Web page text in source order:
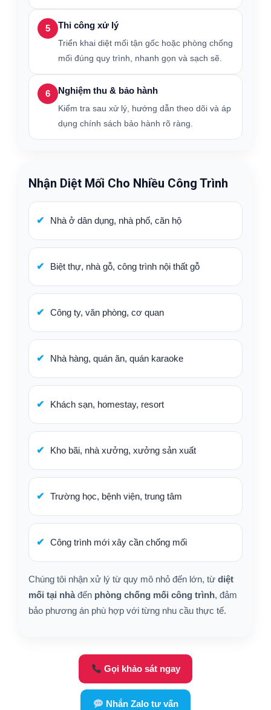
5 Thi công xử lý
Triển khai diệt mối tận gốc hoặc phòng chống
mối đúng quy trình, nhanh gọn và sạch sẽ.
6 Nghiệm thu & bảo hành
Kiểm tra sau xử lý, hướng dẫn theo dõi và áp
dụng chính sách bảo hành rõ ràng.
Nhận Diệt Mối Cho Nhiều Công Trình
Nhà ở dân dụng, nhà phố, căn hộ
Biệt thự, nhà gỗ, công trình nội thất gỗ
Công ty, văn phòng, cơ quan
Nhà hàng, quán ăn, quán karaoke
Khách sạn, homestay, resort
Kho bãi, nhà xưởng, xưởng sản xuất
Trường học, bệnh viện, trung tâm
Công trình mới xây cần chống mối
Chúng tôi nhận xử lý từ quy mô nhỏ đến lớn, từ diệt
mối tại nhà đến phòng chống mối công trình, đảm
bảo phương án phù hợp với từng nhu cầu thực tế.
Gọi khảo sát ngay
Nhắn Zalo tư vấn